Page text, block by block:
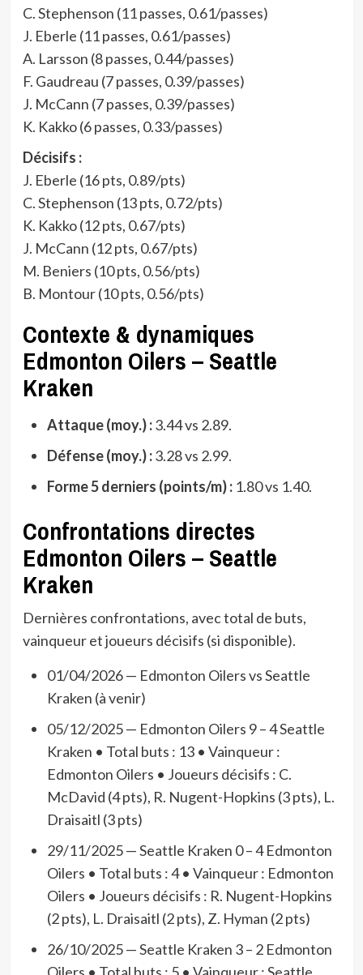
C. Stephenson (11 passes, 0.61/passes)
J. Eberle (11 passes, 0.61/passes)
A. Larsson (8 passes, 0.44/passes)
F. Gaudreau (7 passes, 0.39/passes)
J. McCann (7 passes, 0.39/passes)
K. Kakko (6 passes, 0.33/passes)
Décisifs :
J. Eberle (16 pts, 0.89/pts)
C. Stephenson (13 pts, 0.72/pts)
K. Kakko (12 pts, 0.67/pts)
J. McCann (12 pts, 0.67/pts)
M. Beniers (10 pts, 0.56/pts)
B. Montour (10 pts, 0.56/pts)
Contexte & dynamiques
Edmonton Oilers – Seattle
Kraken
Attaque (moy.) :3.44 vs 2.89.
Défense (moy.) :3.28 vs 2.99.
Forme 5 derniers (points/m) :1.80 vs 1.40.
Confrontations directes
Edmonton Oilers – Seattle
Kraken
Dernières confrontations, avec total de buts,
vainqueur et joueurs décisifs (si disponible).
01/04/2026 — Edmonton Oilers vs Seattle
Kraken (à venir)
05/12/2025 — Edmonton Oilers 9 – 4 Seattle
Kraken • Total buts : 13 • Vainqueur :
Edmonton Oilers • Joueurs décisifs : C.
McDavid (4 pts), R. Nugent-Hopkins (3 pts), L.
Draisaitl (3 pts)
29/11/2025 — Seattle Kraken 0 – 4 Edmonton
Oilers • Total buts : 4 • Vainqueur : Edmonton
Oilers • Joueurs décisifs : R. Nugent-Hopkins
(2 pts), L. Draisaitl (2 pts), Z. Hyman (2 pts)
26/10/2025 — Seattle Kraken 3 – 2 Edmonton